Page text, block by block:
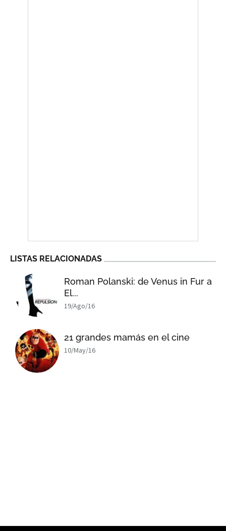
LISTAS RELACIONADAS
Roman Polanski: de Venus in Fur a
El...
19/Ago/16
21 grandes mamás en el cine
10/May/16